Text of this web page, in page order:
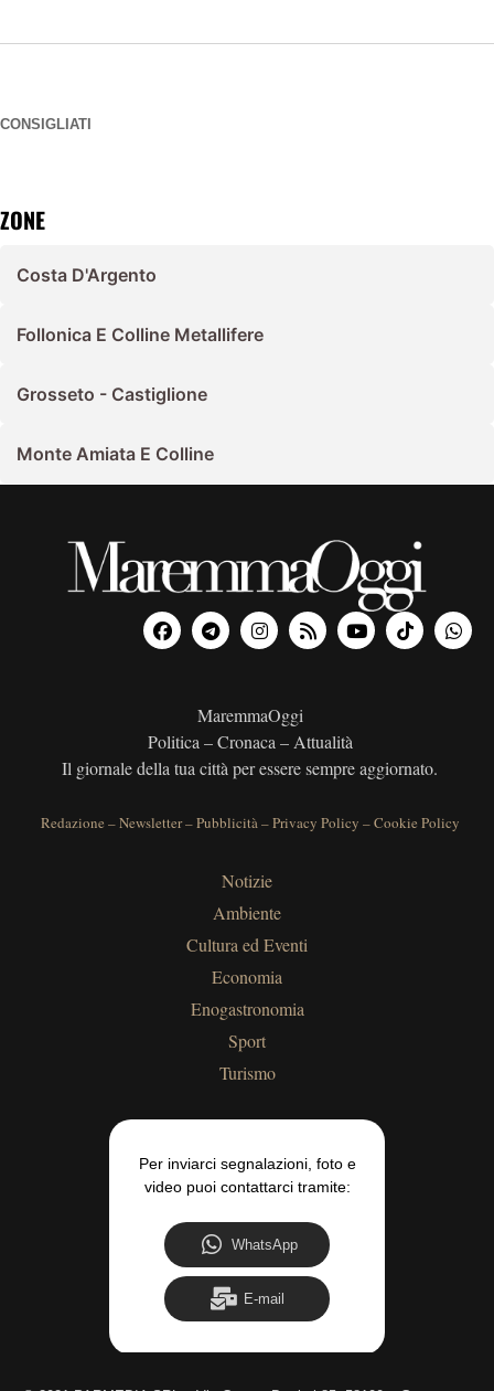
CONSIGLIATI
ZONE
Costa D'Argento
Follonica E Colline Metallifere
Grosseto - Castiglione
Monte Amiata E Colline
MaremmaOggi
Politica – Cronaca – Attualità
Il giornale della tua città per essere sempre aggiornato.
Redazione –Newsletter–Pubblicità–Privacy Policy –Cookie Policy
Notizie
Ambiente
Cultura ed Eventi
Economia
Enogastronomia
Sport
Turismo
Per inviarci segnalazioni, foto e
video puoi contattarci tramite:
WhatsApp
E-mail